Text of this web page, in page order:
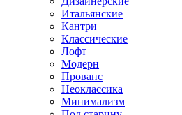
Итальянские
Кантри
Классические
Лофт
Модерн
Прованс
Неоклассика
Минимализм